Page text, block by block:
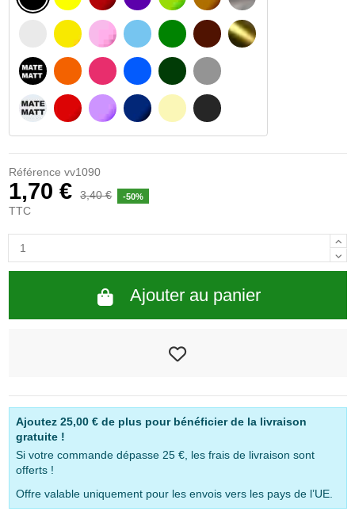
BLANC
NOIR MATÉ
BLANC MATÉ
JAUNE AMBRE
ORANGE
ROUGE
ROSA
FUCHSIA
PURPLE
BLEU CLAIR
BLAU
BLEU FONCÉ
VERT
VERT FONCÉ
BEIGE
BRUN FONCÉ
GRIS CLAIR
GRIS FONCÉ
OR
Référence vv1090
1,70 € 3,40 € -50%
TTC
Ajouter au panier
Ajoutez 25,00 €de plus pour bénéficier de la livraison
gratuite !
Si votre commande dépasse 25 €, les frais de livraison sont
offerts !
Offre valable uniquement pour les envois vers les pays de l’UE.